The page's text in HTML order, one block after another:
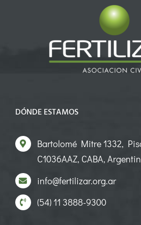
DÓNDE ESTAMOS
Bartolomé Mitre 1332,
C1036AAZ, CABA,
info@fertilizar.org.ar
(54) 11 3888-9300